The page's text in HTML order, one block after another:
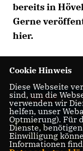
bereits in
Gerne
hier.
Cookie Hinweis
Diese Webseite
sind, um die
verwenden wir
helfen, unser
Optmierung). Für
Dienste,
Einwilligung
Informationen